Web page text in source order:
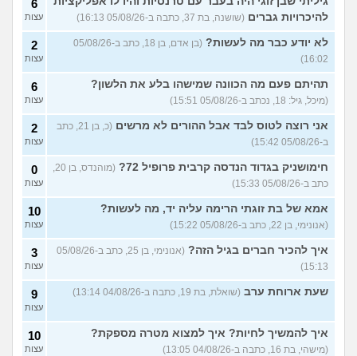
מתלבטת לגבי שנה הבאה 5
עצות
סדרת ילדות שאני לא מצליח
למצוא (יונתן, בן 18)
4
עצות
יש בנינו מתח אבל אני לא
(לחוצה, בת 16)
6
הברזתי לעצמי או שהצלתי את
הכבוד שלי? (כפיר, בן 14)
4
עוד שאלות חדשות במדור
להיכרויות גברים (שושנה, בת 37, כתבה ב-05/08/26 16:13)
6
עצות
לא יודע כבר מה לעשות?
(בן אדם, בן 18, כתב ב-05/08/26
16:02)
2
עצות
תהיתם פעם מה הכוונה שמישהו בלע את הלשון?
(מיכל, גיל: 18, נכתב ב-05/08/26 15:51)
6
עצות
אני רוצה לטוס לבד אבל ההורים לא מרשים
(כ, בן 21, כתב
ב-05/08/26 15:42)
2
עצות
חימושניק בגדוד הנדסה קרבית פרופיל 72?
כתב ב-05/08/26 15:33)
0
עצות
אמא של בת זוגתי הרימה עליה יד, מה לעשות?
(אנונימי, בן 22, כתב ב-05/08/26 15:22)
10
עצות
איך להכיר חברים בגיל הזה?
(אנונימי, בן 25, כתב ב-05/08/26
15:13)
3
עצות
שעת ארוחת ערב (שואלת, בת 19, כתבה ב-04/08/26 13:14) 9
עצות
איך להמשיך לחיות? איך למצוא מטרה מספקת?
(מישהי, בת 16, כתבה ב-04/08/26 13:05)
10
עצות